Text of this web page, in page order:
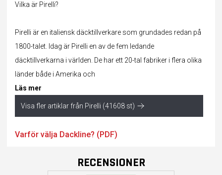
Vilka är Pirelli?
Pirelli är en italiensk däcktillverkare som grundades redan på
1800-talet. Idag är Pirelli en av de fem ledande
däcktillverkarna i världen. De har ett 20-tal fabriker i flera olika
länder både i Amerika och
Läs mer
Visa fler artiklar från Pirelli (41608 st)
Varför välja Dackline? (PDF)
RECENSIONER